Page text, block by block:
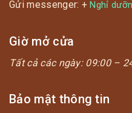
Gửi messenger: +Nghỉ
Giờ mở cửa
Tất cả các ngày: 09:00 –
Bảo mật thông tin